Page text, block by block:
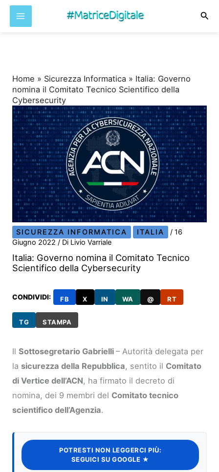
Home » Sicurezza Informatica » Italia: Governo
nomina il Comitato Tecnico Scientifico della
Cybersecurity
SICUREZZA INFORMATICA ITALIA /16
Giugno 2022/ Di Livio Varriale
Italia: Governo nomina il Comitato Tecnico
Scientifico della Cybersecurity
CONDIVIDI: FB X IN WA @ RT
TG STAMPA
IlSottosegretario Gabrielli– Autorità delegata per
la sicurezza della Repubblica, sentito il Comitato
di Vertice dell’ACN, ha firmato il decreto di
nomina, dei 9 membri del Comitato tecnico
scientifico dell’Agenzia.
POTRESTI NON LEGGERCI PIÙ:
SEGUICI SU GOOGLE ★